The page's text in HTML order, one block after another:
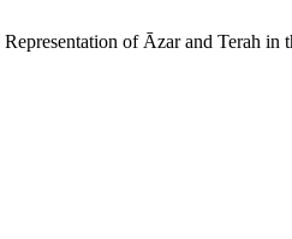
of Āzar and Terah in